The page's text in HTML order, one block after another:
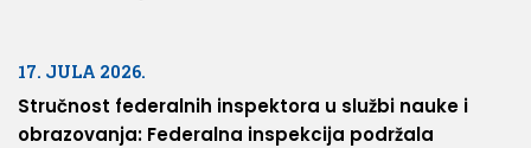
17. JULA 2026.
Stručnost federalnih inspektora u službi nauke i
obrazovanja: Federalna inspekcija podržala